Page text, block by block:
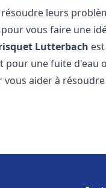
leurs
vous faire une
Lutterbach
une fuite d'eau
aider à